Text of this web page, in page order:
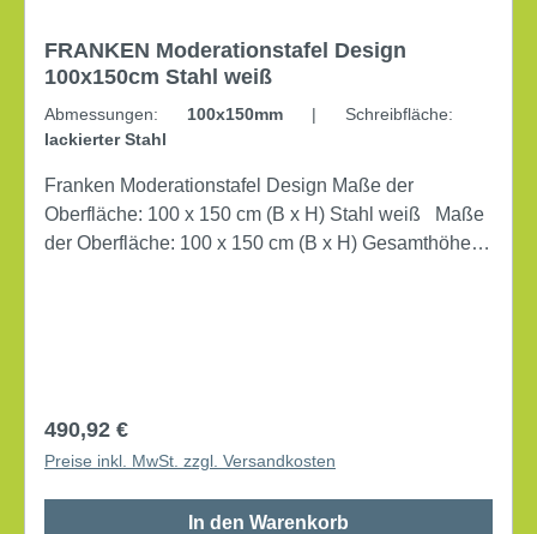
FRANKEN Moderationstafel Design
100x150cm Stahl weiß
Abmessungen: 100x150mm |
Schreibfläche:
lackierter Stahl
Franken Moderationstafel Design Maße der
Oberfläche: 100 x 150 cm (B x H) Stahl weiß Maße
der Oberfläche: 100 x 150 cm (B x H) Gesamthöhe:
Regulärer Preis:
490,92 €
Preise inkl. MwSt. zzgl. Versandkosten
In den Warenkorb